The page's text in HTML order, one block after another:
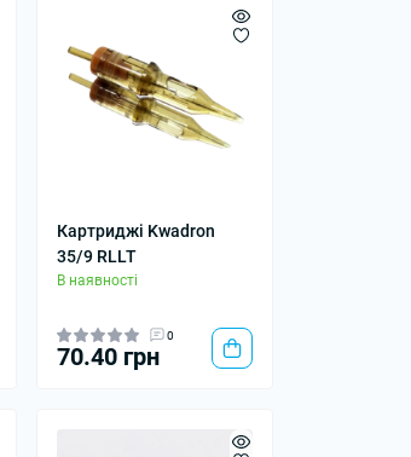
Картриджі Kwadron
35/9 RLLT
В наявності
0
70.40 грн